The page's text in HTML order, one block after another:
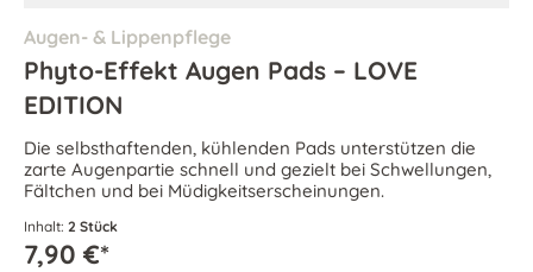
Augen- & Lippenpflege
Phyto-Effekt Augen Pads – LOVE
EDITION
Die selbsthaftenden, kühlenden Pads unterstützen die
zarte Augenpartie schnell und gezielt bei Schwellungen,
Fältchen und bei Müdigkeitserscheinungen.
Inhalt: 2 Stück
7,90 €*